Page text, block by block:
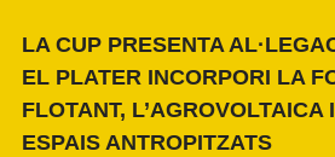
LA CUP PRESENTA
EL PLATER INCORPORI LA
FLOTANT, L’AGROVOLTAICA
ESPAIS ANTROPITZATS